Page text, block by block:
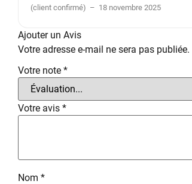
(client confirmé) – 18 novembre 2025
Ajouter un Avis
Votre adresse e-mail ne sera pas publiée.
Votre note *
Votre avis *
Nom *